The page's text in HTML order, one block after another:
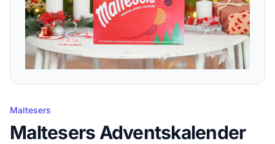
Maltesers
Maltesers Adventskalender